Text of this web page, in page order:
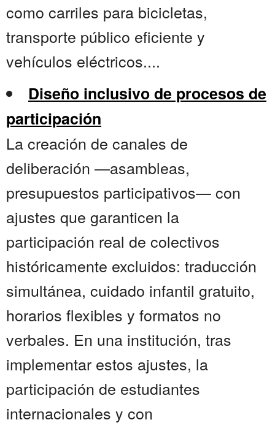
como carriles para bicicletas,
transporte público eficiente y
vehículos eléctricos....
Diseño inclusivo de procesos de
participación
La creación de canales de
deliberación —asambleas,
presupuestos participativos— con
ajustes que garanticen la
participación real de colectivos
históricamente excluidos: traducción
simultánea, cuidado infantil gratuito,
horarios flexibles y formatos no
verbales. En una institución, tras
implementar estos ajustes, la
participación de estudiantes
internacionales y con